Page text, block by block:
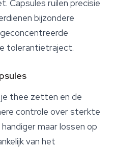
Capsules ruilen precisie
bijzondere
tolerantietraject.
thee zetten en de
controle over sterkte
maar lossen op
van het